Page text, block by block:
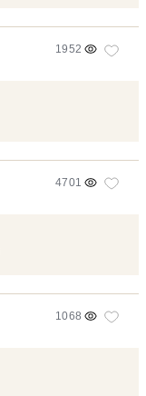
1952
4701
1068